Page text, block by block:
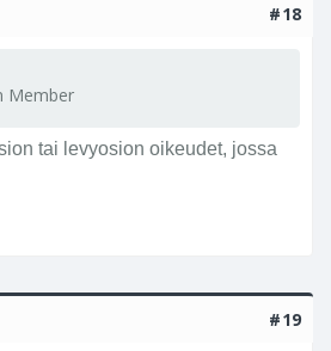
#18
Member
tai levyosion oikeudet, jossa
#19